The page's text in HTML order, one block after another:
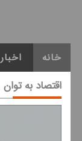
خانه اخبار
اقتصاد به توان 31